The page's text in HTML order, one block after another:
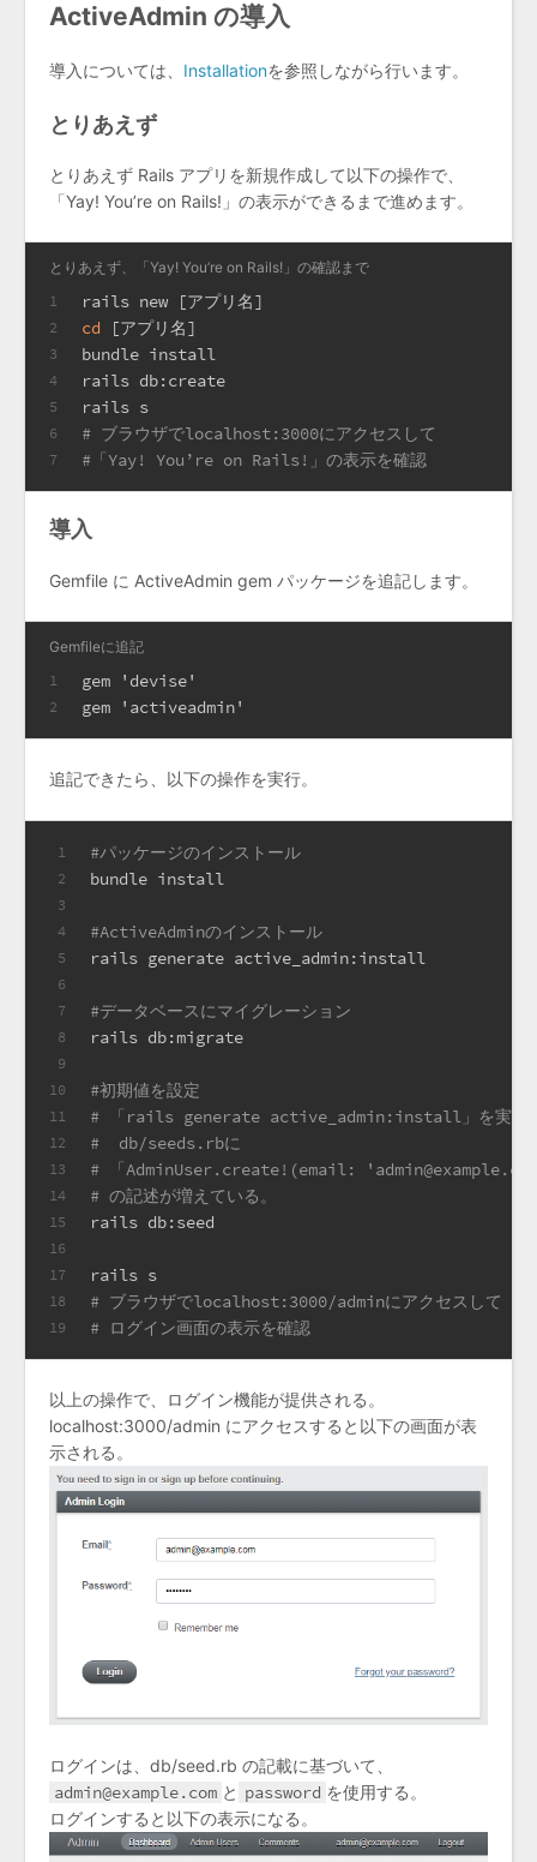
ActiveAdmin の導入
導入については、 Installationを参照しながら行います。
とりあえず
とりあえず Rails アプリを新規作成して以下の操作で、
「Yay! You’re on Rails!」の表示ができるまで進めます。
とりあえず、「Yay! You’re on Rails!」の確認まで
1
2
3
4
5
6
7
rails new [アプリ名]
cd [アプリ名]
bundle install
rails db:create
rails s
# ブラウザでlocalhost:3000にアクセスして
#「Yay! You’re on Rails!」の表示を確認
導入
Gemfile に ActiveAdmin gem パッケージを追記します。
Gemfileに追記
1
2
gem 'devise'
gem 'activeadmin'
追記できたら、以下の操作を実行。
1
2
3
4
5
6
7
8
9
10
11
12
13
14
15
16
17
18
19
#パッケージのインストール
bundle install
#ActiveAdminのインストール
rails generate active_admin:install
#データベースにマイグレーション
rails db:migrate
#初期値を設定
# 「rails generate active_admin:install」を実行
#  db/seeds.rbに
# 「AdminUser.create!(email:
# の記述が増えている。
rails db:seed
rails s
# ブラウザでlocalhost:3000/adminにアクセスして
# ログイン画面の表示を確認
以上の操作で、ログイン機能が提供される。
localhost:3000/admin にアクセスすると以下の画面が表
示される。
ログインは、db/seed.rb の記載に基づいて、
admin@example.com と password を使用する。
ログインすると以下の表示になる。